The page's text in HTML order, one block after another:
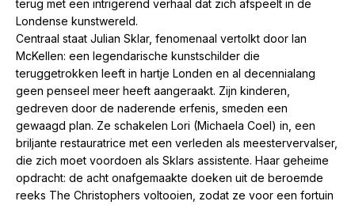
terug met een intrigerend verhaal dat zich afspeelt in de
Londense kunstwereld.
Centraal staat Julian Sklar, fenomenaal vertolkt door Ian
McKellen: een legendarische kunstschilder die
teruggetrokken leeft in hartje Londen en al decennialang
geen penseel meer heeft aangeraakt. Zijn kinderen,
gedreven door de naderende erfenis, smeden een
gewaagd plan. Ze schakelen Lori (Michaela Coel) in, een
briljante restauratrice met een verleden als meestervervalser,
die zich moet voordoen als Sklars assistente. Haar geheime
opdracht: de acht onafgemaakte doeken uit de beroemde
reeks The Christophers voltooien, zodat ze voor een fortuin